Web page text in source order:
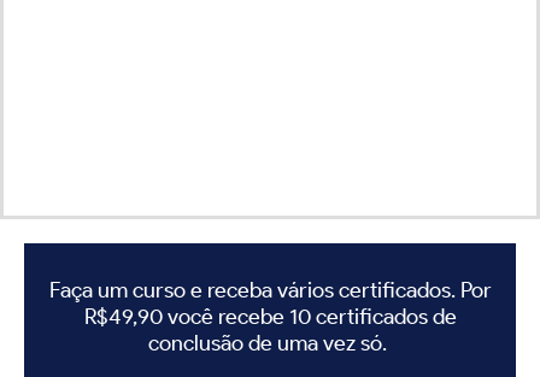
Faça um curso e receba vários certificados. Por
R$49,90 você recebe 10 certificados de
conclusão de uma vez só.